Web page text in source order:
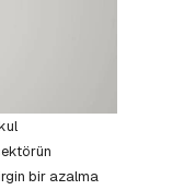
bir azalma